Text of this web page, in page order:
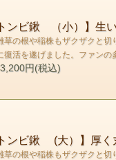
ンビ鍬 （小）】生
草の根や稲株もザクザクと
復活を遂げました。ファンの
円(税込)
ンビ鍬 (大）】厚く
草の根や稲株もザクザクと